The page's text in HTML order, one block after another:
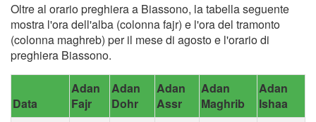
Oltre al orario preghiera a Biassono, la tabella seguente
mostra l'ora dell'alba (colonna fajr) e l'ora del tramonto
(colonna maghreb) per il mese di agosto e l'orario di
preghiera Biassono.
Data
Adan
Fajr
Adan
Dohr
Adan
Assr
Adan
Maghrib
Adan
Ishaa